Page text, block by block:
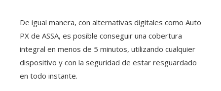
De igual manera, con alternativas digitales como Auto
PX de ASSA, es posible conseguir una cobertura
integral en menos de 5 minutos, utilizando cualquier
dispositivo y con la seguridad de estar resguardado
en todo instante.